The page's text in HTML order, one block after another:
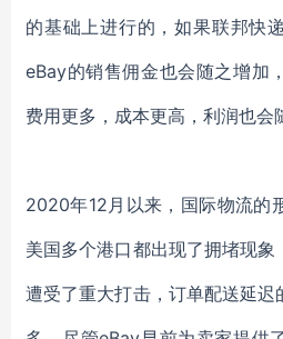
的基础上进行的，如果联邦快
eBay的销售佣金也会随之增加
费用更多，成本更高，利润也会
2020年12月以来，国际物流的
美国多个港口都出现了拥堵现
遭受了重大打击，订单配送延迟